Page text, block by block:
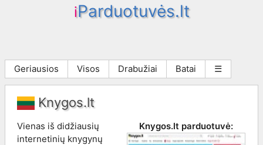
iParduotuvės.lt
Geriausios Visos Drabužiai Batai ☰
Knygos.lt
Knygos.lt parduotuvė:
Vienas iš didžiausių
internetinių knygynų